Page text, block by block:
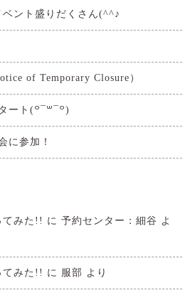
ント盛りだくさん(^^♪
of Temporary Closure）
ト(꒪¯꒳​¯꒪)
に参加！
てみた!! に 予約センター：細谷 よ
てみた!! に 服部 より